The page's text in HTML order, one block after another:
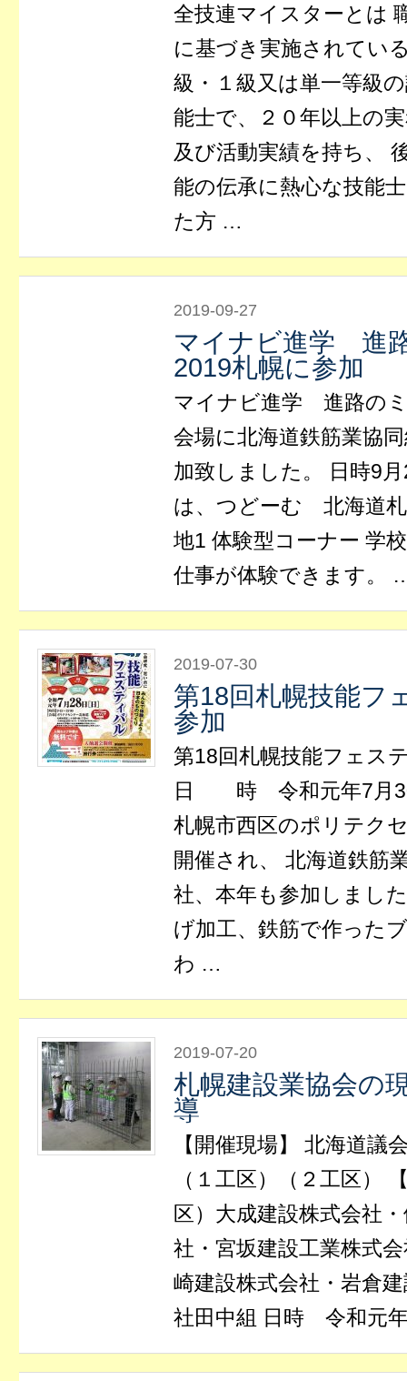
全技連マイスターとは
に基づき実施されてい
級・１級又は単一等級
能士で、２０年以上の
及び活動実績を持ち、
能の伝承に熱心な技能
た方 …
2019-09-27
マイナビ進学 進
2019札幌に参加
マイナビ進学 進路の
会場に北海道鉄筋業協
加致しました。 日時9
は、つどーむ 北海道
地1 体験型コーナー 学
仕事が体験できます。
2019-07-30
第18回札幌技能フ
参加
第18回札幌技能フェス
日 時 令和元年7月30
札幌市西区のポリテク
開催され、 北海道鉄筋
社、本年も参加しまし
げ加工、鉄筋で作った
わ …
2019-07-20
札幌建設業協会の
導
【開催現場】 北海道議
（１工区）（２工区）
区）大成建設株式会社
社・宮坂建設工業株式
崎建設株式会社・岩倉
社田中組 日時 令和元